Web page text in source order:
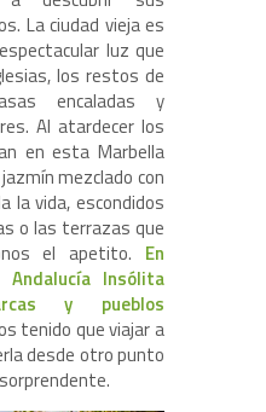
La ciudad vieja es
luz que
los restos de
encaladas y
Al atardecer los
en esta Marbella
mezclado con
la vida, escondidos
o las terrazas que
el apetito. En
Insólita
y pueblos
tenido que viajar a
desde otro punto